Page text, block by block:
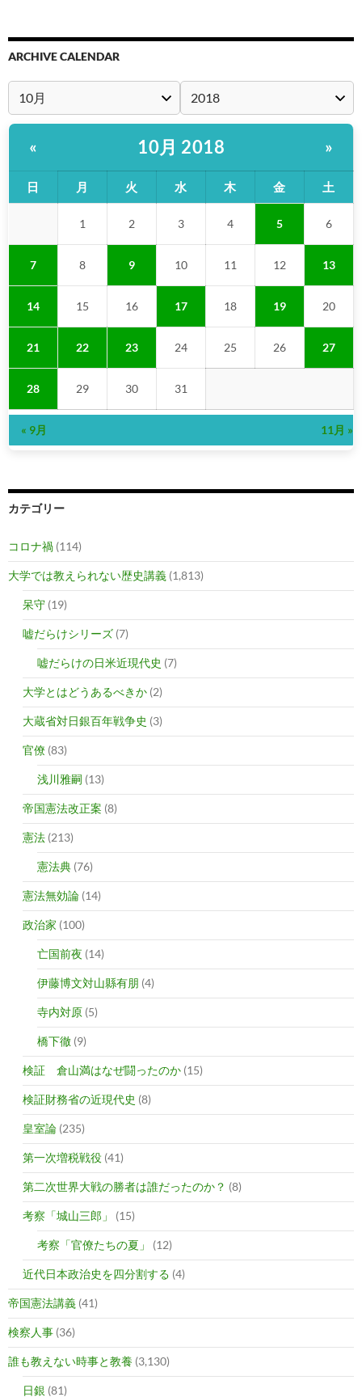
ARCHIVE CALENDAR
« 10月 2018 »
日 月 火 水 木 金 土
1 2 3 4 5 6
7 8 9 10 11 12 13
14 15 16 17 18 19 20
21 22 23 24 25 26 27
28 29 30 31
« 9月 11月 »
カテゴリー
コロナ禍 (114)
大学では教えられない歴史講義 (1,813)
呆守 (19)
嘘だらけシリーズ (7)
嘘だらけの日米近現代史 (7)
大学とはどうあるべきか (2)
大蔵省対日銀百年戦争史 (3)
官僚 (83)
浅川雅嗣 (13)
帝国憲法改正案 (8)
憲法 (213)
憲法典 (76)
憲法無効論 (14)
政治家 (100)
亡国前夜 (14)
伊藤博文対山縣有朋 (4)
寺内対原 (5)
橋下徹 (9)
検証 倉山満はなぜ闘ったのか (15)
検証財務省の近現代史 (8)
皇室論 (235)
第一次増税戦役 (41)
第二次世界大戦の勝者は誰だったのか？ (8)
考察「城山三郎」 (15)
考察「官僚たちの夏」 (12)
近代日本政治史を四分割する (4)
帝国憲法講義 (41)
検察人事 (36)
誰も教えない時事と教養 (3,130)
日銀 (81)